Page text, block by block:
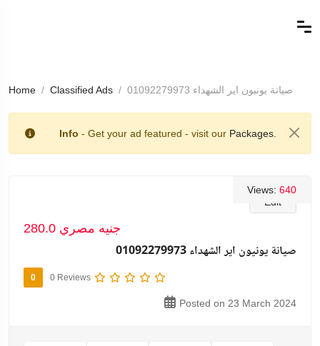
Home Classified Ads صيانة يونيون اير الشهداء 01092279973
Info - Get your ad featured - visit our Packages.
Edit
Views: 640
280.0 جنيه مصري
صيانة يونيون اير الشهداء 01092279973
0 0 Reviews
Posted on 23 March 2024